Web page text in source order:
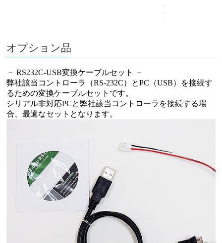
オプション品
－ RS232C-USB変換ケーブルセット －
弊社該当コントローラ（RS-232C）とPC（USB）を接続す
るための変換ケーブルセットです。
シリアル非対応PCと弊社該当コントローラを接続する場
合、最適なセットとなります。